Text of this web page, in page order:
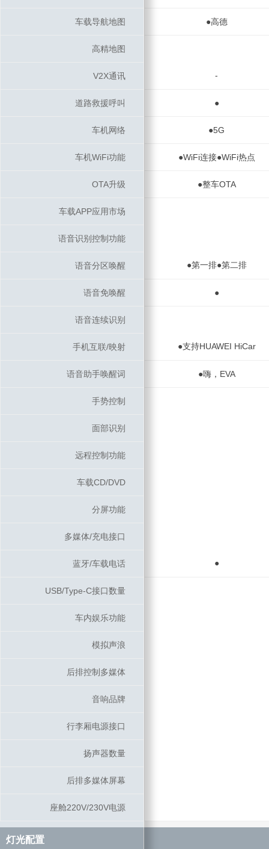
车载导航地图 ●高德
高精地图
V2X通讯 -
道路救援呼叫 ●
车机网络 ●5G
车机WiFi功能 ●WiFi连接●WiFi热点
OTA升级 ●整车OTA
车载APP应用市场
语音识别控制功能
语音分区唤醒 ●第一排●第二排
语音免唤醒 ●
语音连续识别
手机互联/映射 ●支持HUAWEI HiCar
语音助手唤醒词 ●嗨，EVA
手势控制
面部识别
远程控制功能
车载CD/DVD
分屏功能
多媒体/充电接口
蓝牙/车载电话 ●
USB/Type-C接口数量
车内娱乐功能
模拟声浪
后排控制多媒体
音响品牌
行李厢电源接口
扬声器数量
后排多媒体屏幕
座舱220V/230V电源
灯光配置
车载导航地图
高精地图
V2X通讯
道路救援呼叫
车机网络
车机WiFi功能
OTA升级
车载APP应用市场
语音识别控制功能
语音分区唤醒
语音免唤醒
语音连续识别
手机互联/映射
语音助手唤醒词
手势控制
面部识别
远程控制功能
车载CD/DVD
分屏功能
多媒体/充电接口
蓝牙/车载电话
USB/Type-C接口数量
车内娱乐功能
模拟声浪
后排控制多媒体
音响品牌
行李厢电源接口
扬声器数量
后排多媒体屏幕
座舱220V/230V电源
灯光配置